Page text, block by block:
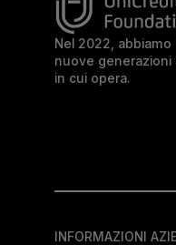
Nel 2022,
nuove generazioni
in cui opera.
INFORMAZIONI